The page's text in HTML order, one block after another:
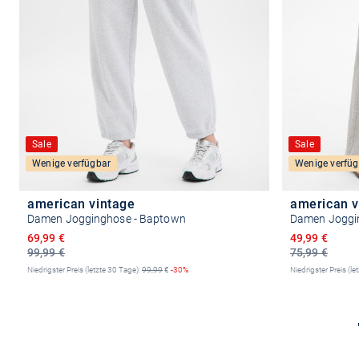
Sale
Wenige verfügbar
american vintage
Damen Jogginghose - Baptown
99,99 €
Ermäßigter Preis
69,99 €
Niedrigster Preis (letzte 30 Tage):99,99€ -30%
Sale
Wenige
american
Damen
75,99 €
Ermäßigter
49,99 €
Niedrigster Preis